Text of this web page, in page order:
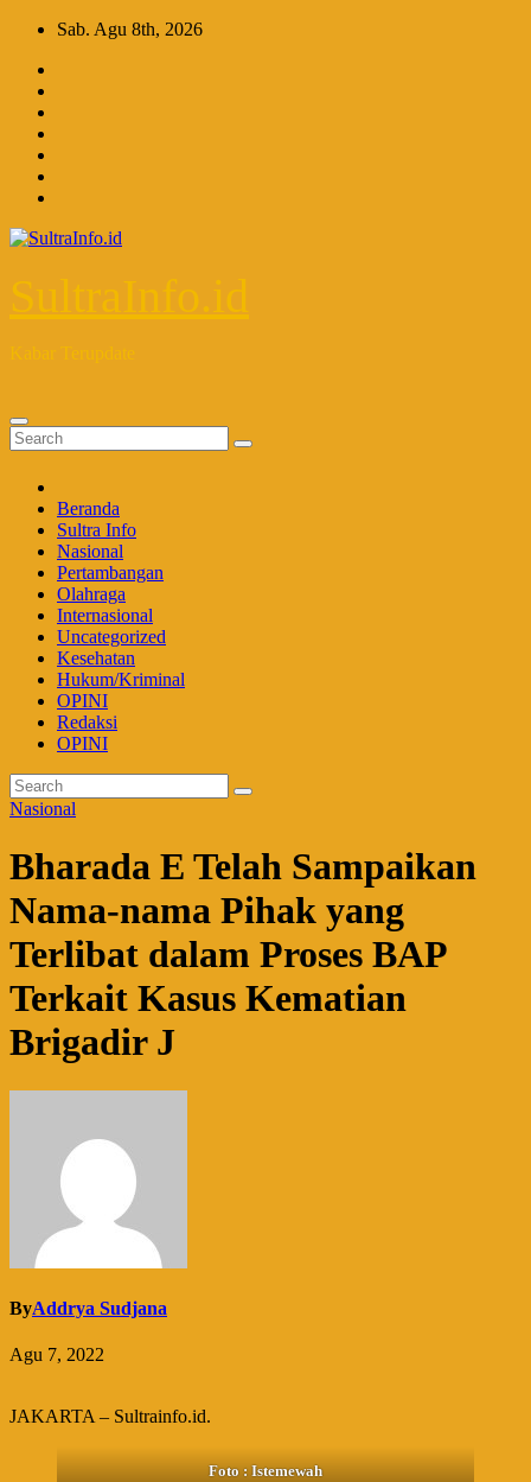
Skip
content
Sab. Agu 8th, 2026
SultraInfo.id
Kabar Terupdate
Beranda
Sultra Info
Nasional
Pertambangan
Olahraga
Internasional
Uncategorized
Kesehatan
Hukum/Kriminal
OPINI
Redaksi
OPINI
Nasional
Bharada E Telah Sampaikan
Nama-nama Pihak yang
Terlibat dalam Proses BAP
Terkait Kasus Kematian
Brigadir J
ByAddrya Sudjana
Agu 7, 2022
JAKARTA – Sultrainfo.id.
Foto : Istemewah